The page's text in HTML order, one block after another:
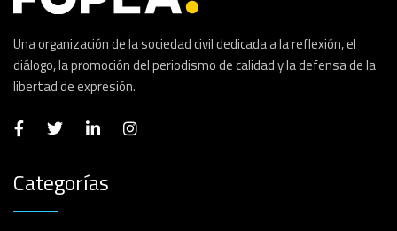
Una organización de la sociedad civil dedicada a la reflexión, el
diálogo, la promoción del periodismo de calidad y la defensa de la
libertad de expresión.
Categorías